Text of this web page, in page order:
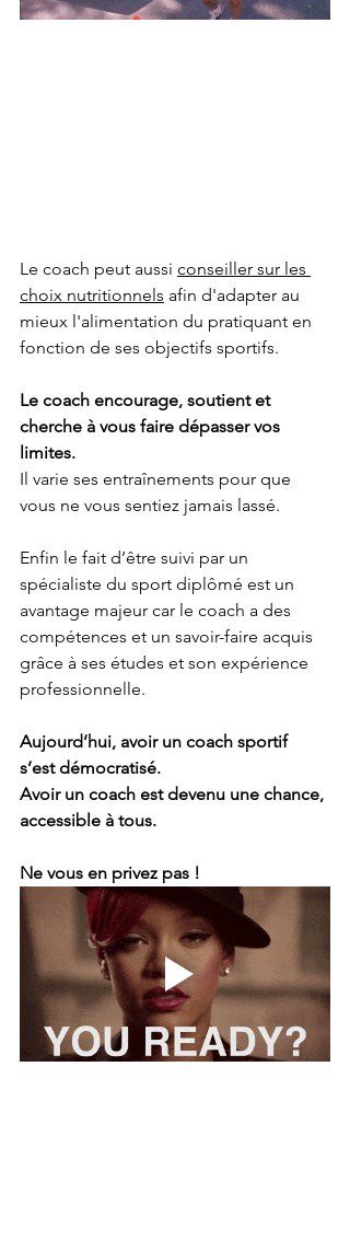
Le coach peut aussi conseiller sur les
choix nutritionnels afin d'adapter au
mieux l'alimentation du pratiquant en
fonction de ses objectifs sportifs.
Le coach encourage, soutient et
cherche à vous faire dépasser vos
limites.
Il varie ses entraînements pour que
vous ne vous sentiez jamais lassé.
Enfin le fait d’être suivi par un
spécialiste du sport diplômé est un
avantage majeur car le coach a des
compétences et un savoir-faire acquis
grâce à ses études et son expérience
professionnelle.
Aujourd’hui, avoir un coach sportif
s’est démocratisé.
Avoir un coach est devenu une chance,
accessible à tous.
Ne vous en privez pas !